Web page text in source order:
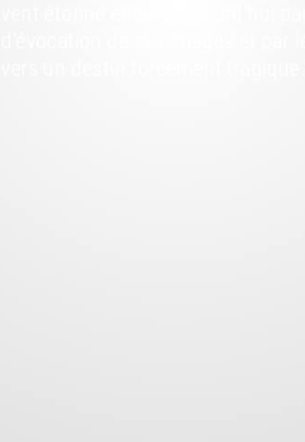
vent étonne encore aujourd'hui
d'évocation de ses images et